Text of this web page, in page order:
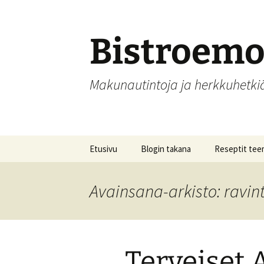
Bistroemo
Makunautintoja ja
Etusivu Blogin takana Reseptit
Avainsana-arkisto: